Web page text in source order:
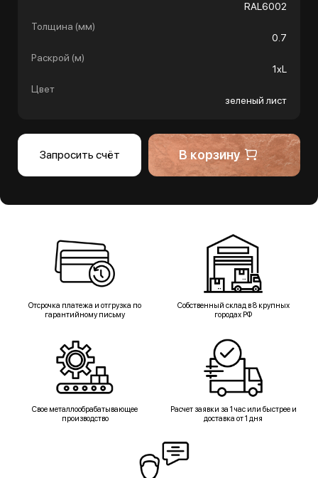
RAL6002
Толщина (мм)
0.7
Раскрой (м)
1хL
Цвет
зеленый лист
Запросить счёт В корзину
Отсрочка платежа и отгрузка по
гарантийному письму
Собственный склад в 8 крупных
городах РФ
Свое металлообрабатывающее
производство
Расчет заявки за 1 час или быстрее и
доставка от 1 дня